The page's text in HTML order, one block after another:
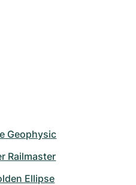
Geophysic
Railmaster
Ellipse